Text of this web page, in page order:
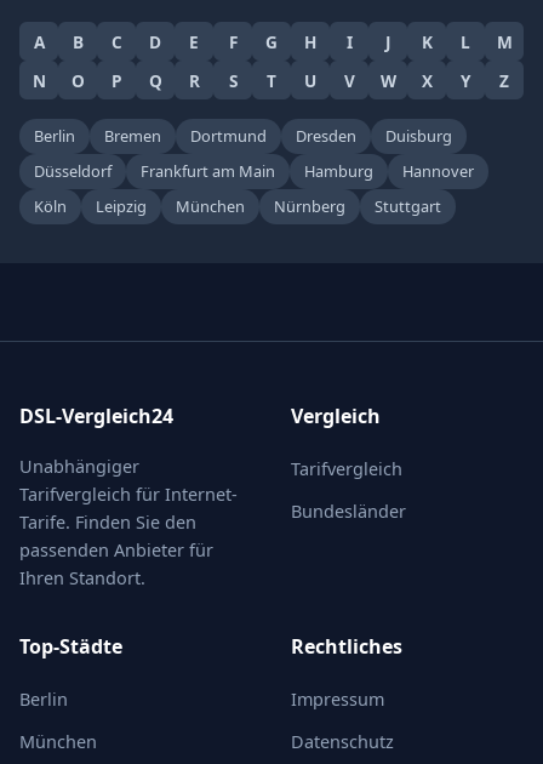
A B C D E F G H I J K L
M
N
O P Q R S T U V W X Y Z
Berlin Bremen Dortmund Dresden
Duisburg
Düsseldorf
Frankfurt am Main Hamburg
Hannover
Köln
Leipzig München Nürnberg Stuttgart
DSL-Vergleich24
Unabhängiger
Tarifvergleich für Internet-
Tarife. Finden Sie den
passenden Anbieter für
Ihren Standort.
Vergleich
Tarifvergleich
Bundesländer
Top-Städte
Berlin
München
Rechtliches
Impressum
Datenschutz